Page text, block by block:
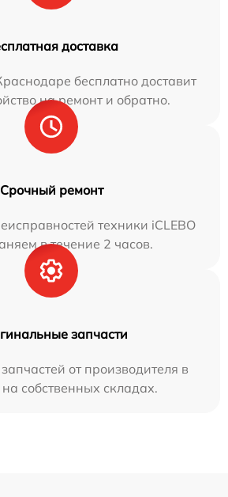
доставка
бесплатно доставит
на ремонт и обратно.
Срочный ремонт
техники iCLEBO
в течение 2 часов.
запчасти
от производителя в
собственных складах.